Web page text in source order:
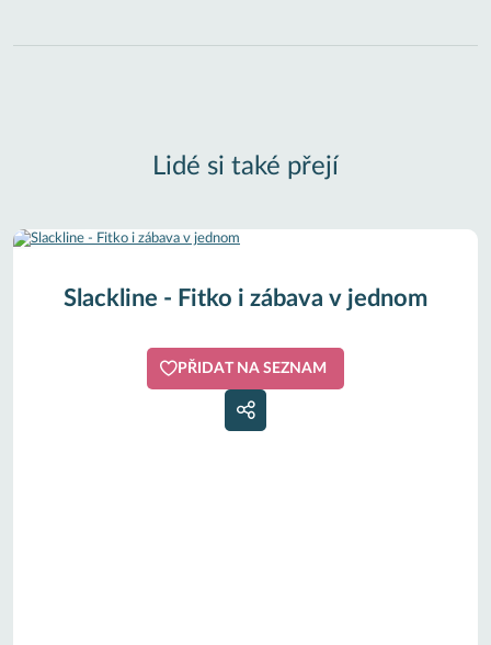
Lidé si také přejí
Slackline - Fitko i zábava v jednom
PŘIDAT NA SEZNAM